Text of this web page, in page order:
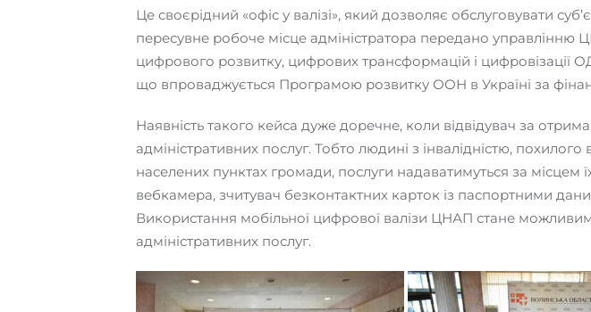
Це своєрідний «офіс у валізі», який дозволяє обслуговувати
пересувне робоче місце адміністратора передано управлінню
цифрового розвитку, цифрових трансформацій і цифровізації
що впроваджується Програмою розвитку ООН в Україні за
Наявність такого кейса дуже доречне, коли відвідувач за
адміністративних послуг. Тобто людині з інвалідністю,
населених пунктах громади, послуги надаватимуться за місцем
вебкамера, зчитувач безконтактних карток із паспортними
Використання мобільної цифрової валізи ЦНАП стане
адміністративних послуг.